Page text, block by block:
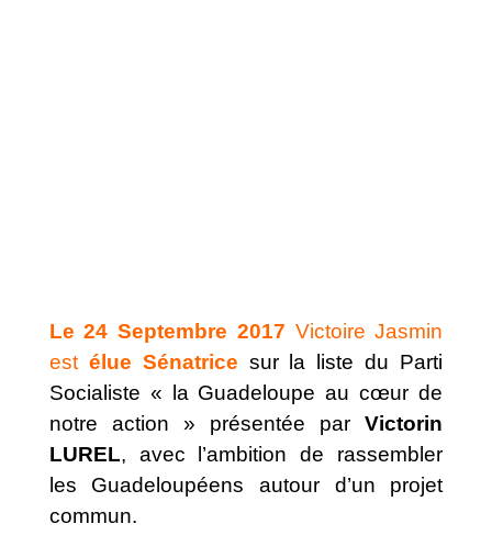
Le 24 Septembre 2017 Victoire Jasmin
est élue Sénatrice sur la liste du Parti
Socialiste « la Guadeloupe au cœur de
notre action » présentée parVictorin
LUREL, avec l’ambition de rassembler
les Guadeloupéens autour d’un projet
commun.